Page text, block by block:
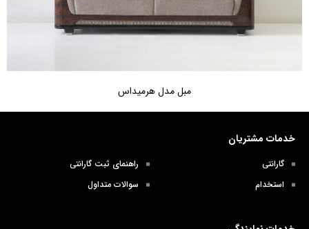
مبل مدل هرمیداس
خدمات مشتریان
گارانتی
استخدام
راهنمای ثبت گارانتی
سوالات متداول